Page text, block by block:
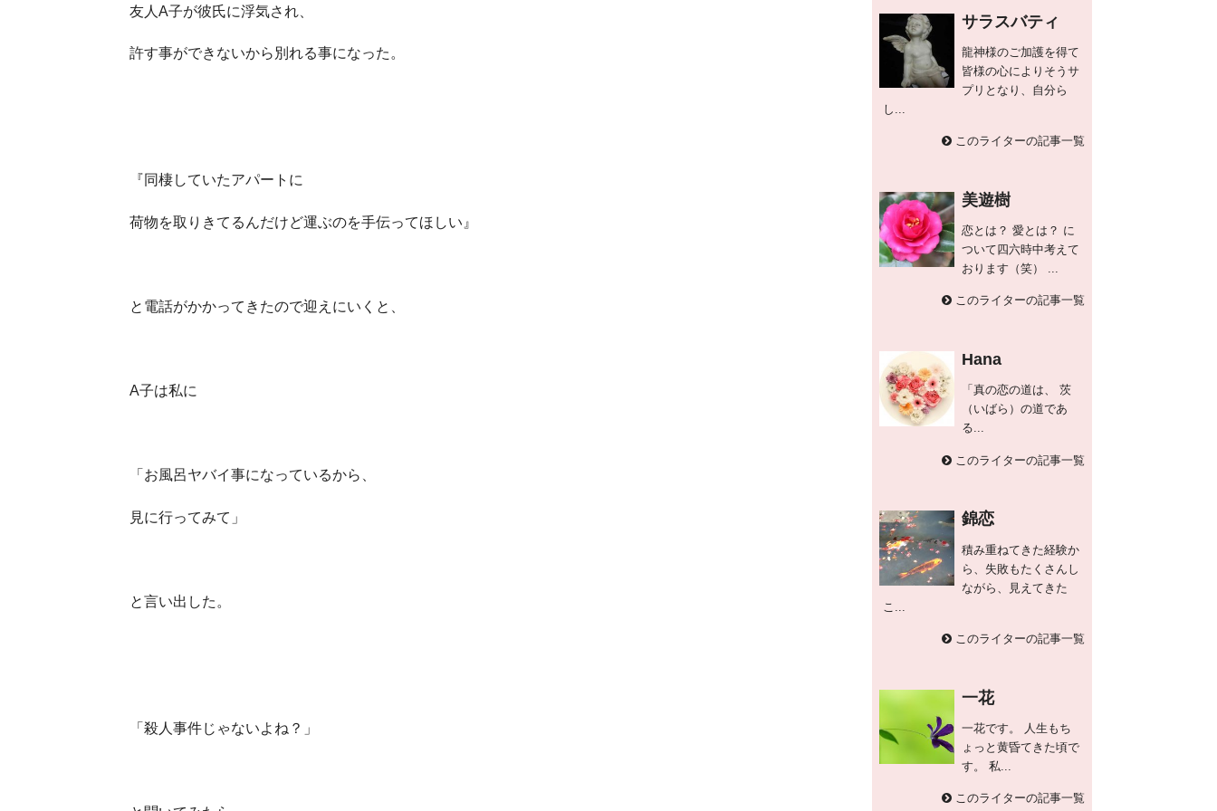
友人A子が彼氏に浮気され、
許す事ができないから別れる事になった。
『同棲していたアパートに
荷物を取りきてるんだけど運ぶのを手伝ってほしい』
と電話がかかってきたので迎えにいくと、
A子は私に
「お風呂ヤバイ事になっているから、
見に行ってみて」
と言い出した。
「殺人事件じゃないよね？」
サラスバティ
龍神様のご加護を得て
皆様の心によりそうサ
プリとなり、自分ら
し...
このライターの記事一覧
美遊樹
恋とは？ 愛とは？ に
ついて四六時中考えて
おります（笑） ...
このライターの記事一覧
Hana
「真の恋の道は、 茨
（いばら）の道であ
る...
このライターの記事一覧
錦恋
積み重ねてきた経験か
ら、失敗もたくさんし
ながら、見えてきた
こ...
このライターの記事一覧
一花
一花です。 人生もち
ょっと黄昏てきた頃で
す。 私...
このライターの記事一覧